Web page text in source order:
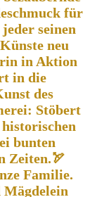
für
seinen
neu
in Aktion
in die
des
Stöbert
bunten
Zeiten.🏹
Familie.